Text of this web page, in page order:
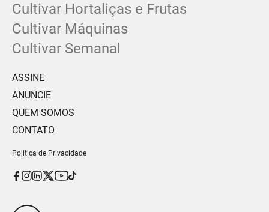
Cultivar Hortaliças e Frutas
Cultivar Máquinas
Cultivar Semanal
ASSINE
ANUNCIE
QUEM SOMOS
CONTATO
Política de Privacidade